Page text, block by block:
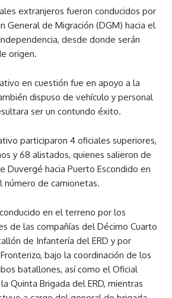
extranjeros fueron conducidos por
General de Migración (DGM) hacia el
desde donde serán
origen.
en cuestión fue en apoyo a la
dispuso de vehículo y personal
ser un contundo éxito.
participaron 4 oficiales superiores,
y 68 alistados, quienes salieron de
Duvergé hacia Puerto Escondido en
número de camionetas.
en el terreno por los
de las compañías del Décimo Cuarto
de Infantería del ERD y por
bajo la coordinación de los
batallones, así como el Oficial
Quinta Brigada del ERD, mientras